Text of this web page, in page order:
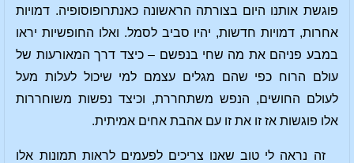
פוגשת אותנו היום בצורתה הראשונה כאנתרופוסופיה. דמויות
אחרות, דמויות חדשות, יהיו סביב לסמל. ואלו החופשיות יראו
במבע פניהם את מה שחי בנפשם – כיצד דרך המאורעות של
עולם הרוח כפי שהם מגלים עצמם למי שיכול לעלות מעל
לעולם החושים, הנפש משתחררת, וכיצד נפשות משוחררות
אלו פוגשות אז זו את זו עם אהבת אחים אמיתית.
זה נראה לי טוב שאנו צריכים לפעמים לראות תמונות אלו